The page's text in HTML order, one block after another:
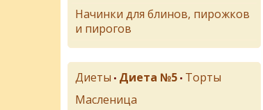
Начинки для блинов, пирожков
и пирогов
Диеты • Диета №5 • Торты
Масленица